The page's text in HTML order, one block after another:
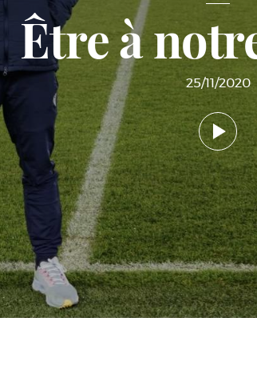
Être à
25/11/2020